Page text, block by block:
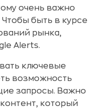
очень важно
быть в курсе
рынка,
Alerts.
ключевые
возможность
запросы. Важно
который